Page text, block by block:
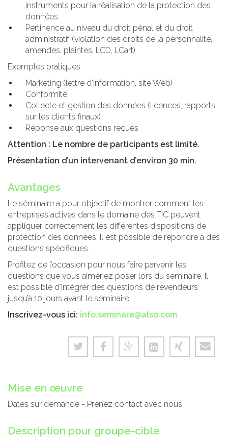
instruments pour la réalisation de la protection des
données
Pertinence au niveau du droit pénal et du droit
administratif (violation des droits de la personnalité,
amendes, plaintes, LCD, LCart)
Exemples pratiques
Marketing (lettre d’information, site Web)
Conformité
Collecte et gestion des données (licences, rapports
sur les clients finaux)
Réponse aux questions reçues
Attention : Le nombre de participants est limité.
Présentation d’un intervenant d’environ 30 min.
Avantages
Le séminaire a pour objectif de montrer comment les
entreprises actives dans le domaine des TIC peuvent
appliquer correctement les différentes dispositions de
protection des données. Il est possible de répondre à des
questions spécifiques.
Profitez de l’occasion pour nous faire parvenir les
questions que vous aimeriez poser lors du séminaire. Il
est possible d’intégrer des questions de revendeurs
jusqu’à 10 jours avant le séminaire.
Inscrivez-vous ici: info.seminare@also.com
Mise en œuvre
Dates sur demande - Prenez contact avec nous
Description pour groupe-cible